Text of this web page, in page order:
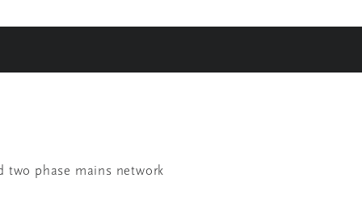
two phase mains network